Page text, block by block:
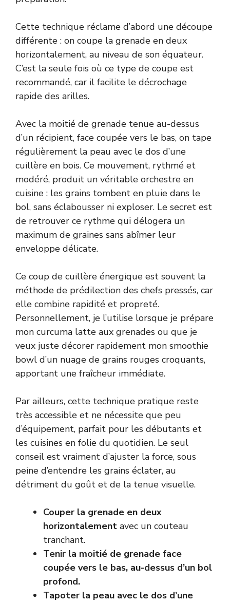
Cette technique réclame d’abord une découpe
différente : on coupe la grenade en deux
horizontalement, au niveau de son équateur.
C’est la seule fois où ce type de coupe est
recommandé, car il facilite le décrochage
rapide des arilles.
Avec la moitié de grenade tenue au-dessus
d’un récipient, face coupée vers le bas, on tape
régulièrement la peau avec le dos d’une
cuillère en bois. Ce mouvement, rythmé et
modéré, produit un véritable orchestre en
cuisine : les grains tombent en pluie dans le
bol, sans éclabousser ni exploser. Le secret est
de retrouver ce rythme qui délogera un
maximum de graines sans abîmer leur
enveloppe délicate.
Ce coup de cuillère énergique est souvent la
méthode de prédilection des chefs pressés, car
elle combine rapidité et propreté.
Personnellement, je l’utilise lorsque je prépare
mon curcuma latte aux grenades ou que je
veux juste décorer rapidement mon smoothie
bowl d’un nuage de grains rouges croquants,
apportant une fraîcheur immédiate.
Par ailleurs, cette technique pratique reste
très accessible et ne nécessite que peu
d’équipement, parfait pour les débutants et
les cuisines en folie du quotidien. Le seul
conseil est vraiment d’ajuster la force, sous
peine d’entendre les grains éclater, au
détriment du goût et de la tenue visuelle.
Couper la grenade en deux
horizontalement avec un couteau
tranchant.
Tenir la moitié de grenade face
coupée vers le bas, au-dessus d’un bol
profond.
Tapoter la peau avec le dos d’une